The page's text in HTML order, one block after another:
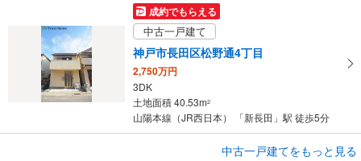
成約でもらえる
中古一戸建て
神戸市長田区松野通4丁目
2,750万円
3DK
土地面積 40.53m2
山陽本線（JR西日本） 「新長田」駅 徒歩5分
中古一戸建てをもっと見る